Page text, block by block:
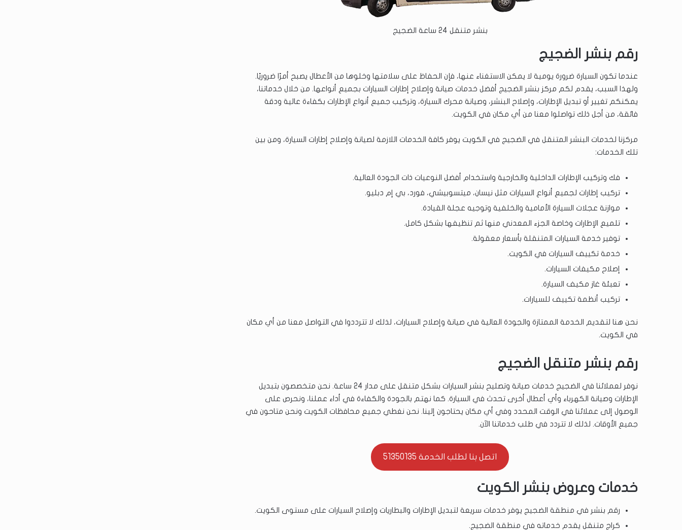
بنشر متنقل 24 ساعة الضجيج
رقم بنشر الضجيج
عندما تكون السيارة ضرورة يومية لا يمكن الاستغناء عنها، فإن الحفاظ على سلامتها وخلوها من الأعطال يصبح أمرًا ضروريًا.
ولهذا السبب، يقدم لكم مركز بنشر الضجيج أفضل خدمات صيانة وإصلاح إطارات السيارات بجميع أنواعها. من خلال خدماتنا،
يمكنكم تغيير أو تبديل الإطارات، وإصلاح البنشر، وصيانة محرك السيارة، وتركيب جميع أنواع الإطارات بكفاءة عالية ودقة
فائقة، من أجل ذلك تواصلوا معنا من أي مكان في الكويت.
مركزنا لخدمات البنشر المتنقل في الضجيج في الكويت يوفر كافة الخدمات اللازمة لصيانة وإصلاح إطارات السيارة، ومن بين
تلك الخدمات:
فك وتركيب الإطارات الداخلية والخارجية واستخدام أفضل النوعيات ذات الجودة العالية.
تركيب إطارات لجميع أنواع السيارات مثل نيسان، ميتسوبيشي، فورد، بي إم دبليو.
موازنة عجلات السيارة الأمامية والخلفية وتوجيه عجلة القيادة.
تلميع الإطارات وخاصة الجزء المعدني منها ثم تنظيفها بشكل كامل.
توفير خدمة السيارات المتنقلة بأسعار معقولة.
خدمة تكييف السيارات في الكويت.
إصلاح مكيفات السيارات.
تعبئة غاز مكيف السيارة.
تركيب أنظمة تكييف للسيارات.
نحن هنا لتقديم الخدمة الممتازة والجودة العالية في صيانة وإصلاح السيارات، لذلك لا تترددوا في التواصل معنا من أي مكان
في الكويت.
رقم بنشر متنقل الضجيج
نوفر لعملائنا في الضجيج خدمات صيانة وتصليح بنشر السيارات بشكل متنقل على مدار 24 ساعة. نحن متخصصون بتبديل
الإطارات وصيانة الكهرباء وأي أعطال أخرى تحدث في السيارة. كما نهتم بالجودة والكفاءة في أداء عملنا، ونحرص على
الوصول إلى عملائنا في الوقت المحدد وفي أي مكان يحتاجون إلينا. نحن نغطي جميع محافظات الكويت ونحن متاحون في
جميع الأوقات. لذلك لا تتردد في طلب خدماتنا الآن.
اتصل بنا لطلب الخدمة 51350135
خدمات وعروض بنشر الكويت
رقم بنشر في منطقة الضجيج يوفر خدمات سريعة لتبديل الإطارات والبطاريات وإصلاح السيارات على مستوى الكويت.
كراج متنقل يقدم خدماته في منطقة الضجيج.